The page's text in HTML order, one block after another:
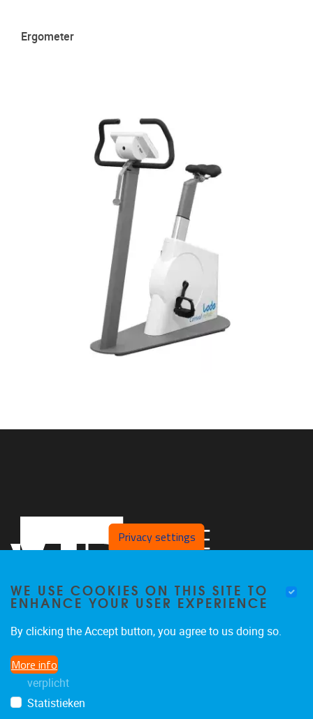
Ergometer
Privacy settings
WE USE COOKIES ON THIS SITE TO
ENHANCE YOUR USER EXPERIENCE
By clicking the Accept button, you agree to us doing so.
More info
verplicht
Statistieken